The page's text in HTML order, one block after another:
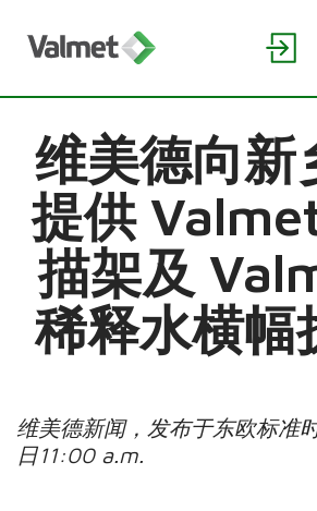
维美德向新
提供
描架及
稀释水横幅
维美德新闻，发布于东欧标准
日11:00 a.m.